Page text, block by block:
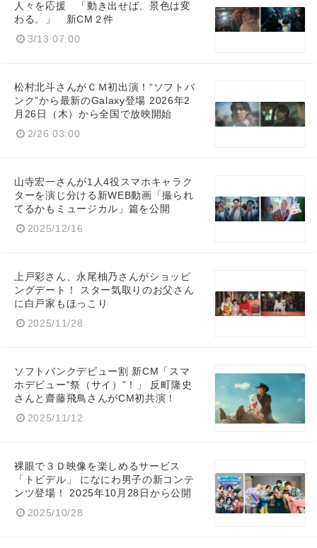
人々を応援 「動き出せば、景色は変
わる。」 新CM２件
3/13 07:00
松村北斗さんがＣＭ初出演！“ソフトバ
ンク”から最新のGalaxy登場 2026年2
月26日（木）から全国で放映開始
2/26 03:00
山寺宏一さんが1人4役スマホキャラク
ターを演じ分ける新WEB動画「撮られ
てるかもミュージカル」篇を公開
2025/12/16
上戸彩さん、永尾柚乃さんがショッピ
ングデート！ スター気取りのお父さん
に白戸家もほっこり
2025/11/28
ソフトバンクデビュー割 新CM「スマ
ホデビュー“祭（サイ）”！」 反町隆史
さんと齋藤飛鳥さんがCM初共演！
2025/11/12
裸眼で３Ｄ映像を楽しめるサービス
「トビデル」 になにわ男子の新コンテ
ンツ登場！ 2025年10月28日から公開
2025/10/28